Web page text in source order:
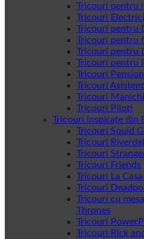
Tricouri pentru
Tricouri
Tricouri pentru
Tricouri pentru
Tricouri pentru
Tricouri pentru
Tricouri
Tricouri
Tricouri
Tricouri Piloti
Tricouri inspirate din
Tricouri Squid
Tricouri
Tricouri
Tricouri Friends
Tricouri La Casa
Tricouri
Tricouri cu
Thrones
Tricouri
Tricouri Rick